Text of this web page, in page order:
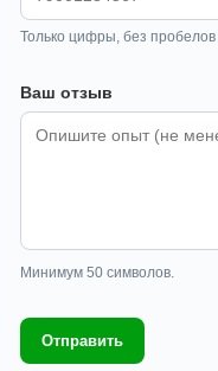
Только цифры, без
Ваш отзыв
Минимум 50 символов.
Отправить